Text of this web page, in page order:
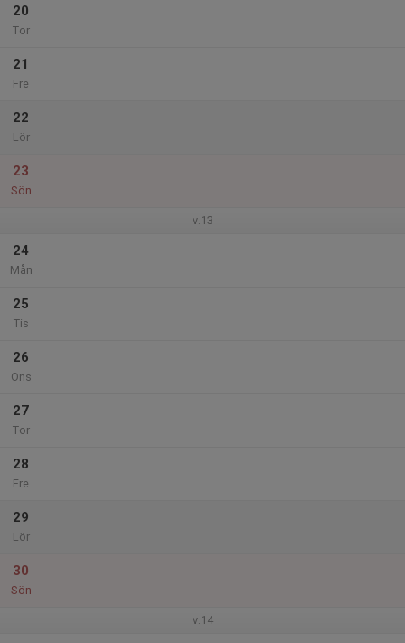
20
Tor
21
Fre
22
Lör
23
Sön
v.13
24
Mån
25
Tis
26
Ons
27
Tor
28
Fre
29
Lör
30
Sön
v.14